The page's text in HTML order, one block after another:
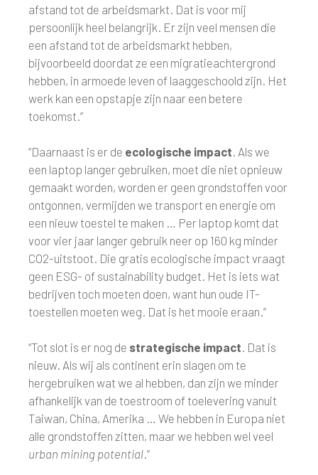
afstand tot de arbeidsmarkt. Dat is voor mij
persoonlijk heel belangrijk. Er zijn veel mensen die
een afstand tot de arbeidsmarkt hebben,
bijvoorbeeld doordat ze een migratieachtergrond
hebben, in armoede leven of laaggeschoold zijn. Het
werk kan een opstapje zijn naar een betere
toekomst.”
“Daarnaast is er de ecologische impact. Als we
een laptop langer gebruiken, moet die niet opnieuw
gemaakt worden, worden er geen grondstoffen voor
ontgonnen, vermijden we transport en energie om
een nieuw toestel te maken … Per laptop komt dat
voor vier jaar langer gebruik neer op 160 kg minder
CO2-uitstoot. Die gratis ecologische impact vraagt
geen ESG- of sustainability budget. Het is iets wat
bedrijven toch moeten doen, want hun oude IT-
toestellen moeten weg. Dat is het mooie eraan.”
“Tot slot is er nog de strategische impact. Dat is
nieuw. Als wij als continent erin slagen om te
hergebruiken wat we al hebben, dan zijn we minder
afhankelijk van de toestroom of toelevering vanuit
Taiwan, China, Amerika … We hebben in Europa niet
alle grondstoffen zitten, maar we hebben wel veel
urban mining potential.”